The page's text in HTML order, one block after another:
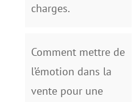
charges.
Comment mettre de
l’émotion dans la
vente pour une